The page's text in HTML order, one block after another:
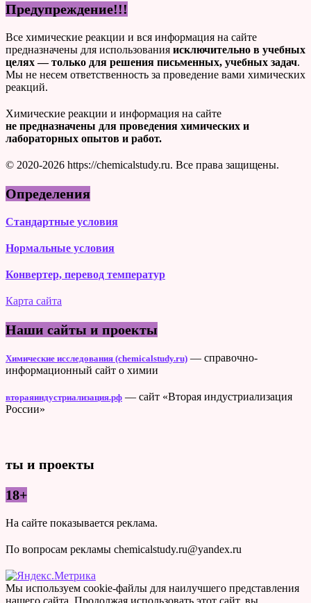
Предупреждение!!!
Все химические реакции и вся информация на сайте
предназначены для использования исключительно в учебных
целях — только для решения письменных, учебных задач.
Мы не несем ответственность за проведение вами химических
реакций.
Химические реакции и информация на сайте
не предназначены для проведения химических и
лабораторных опытов и работ.
© 2020-2026 https://chemicalstudy.ru. Все права защищены.
Определения
Стандартные условия
Нормальные условия
Конвертер, перевод температур
Карта сайта
Наши сайты и проекты
Химические исследования (chemicalstudy.ru) — справочно-
информационный сайт о химии
втораяиндустриализация.рф — сайт «Вторая индустриализация
России»
ты и проекты
18+
На сайте показывается реклама.
По вопросам рекламы chemicalstudy.ru@yandex.ru
Мы используем cookie-файлы для наилучшего представления
нашего сайта. Продолжая использовать этот сайт, вы